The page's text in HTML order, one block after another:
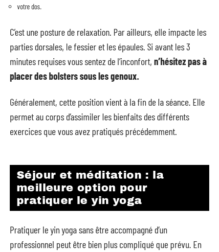
votre dos.
C’est une posture de relaxation. Par ailleurs, elle impacte les
parties dorsales, le fessier et les épaules. Si avant les 3
minutes requises vous sentez de l’inconfort, n’hésitez pas à
placer des bolsters sous les genoux.
Généralement, cette position vient à la fin de la séance. Elle
permet au corps d’assimiler les bienfaits des différents
exercices que vous avez pratiqués précédemment.
Séjour et méditation : la
meilleure option pour
pratiquer le yin yoga
Pratiquer le yin yoga sans être accompagné d’un
professionnel peut être bien plus compliqué que prévu. En